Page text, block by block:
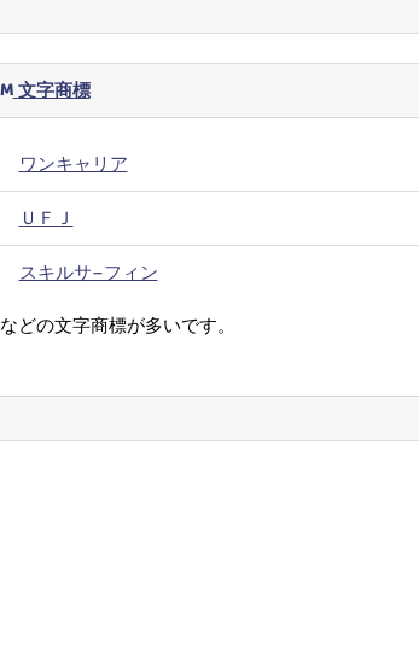
文字商標
ワンキャリア
ＵＦＪ
スキルサ−フィン
などの文字商標が多いです。